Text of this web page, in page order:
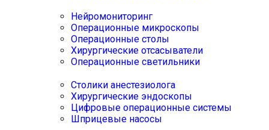
Нейромониторинг
Операционные микроскопы
Операционные столы
Хирургические отсасыватели
Операционные светильники
Столики анестезиолога
Хирургические эндоскопы
Цифровые операционные системы
Шприцевые насосы